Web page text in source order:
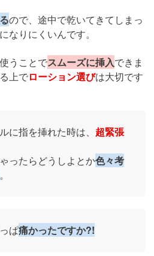
ので、途中で乾いてきてしまっ
なりにくいんです。
うことでスムーズに挿入できま
上でローション選びは大切です
に指を挿れた時は、 超緊張
ったらどうしよとか色々考
。
ぱ痛かったですか?!